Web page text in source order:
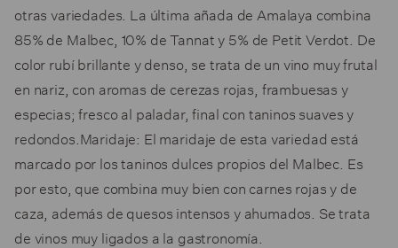
otras variedades. La última añada de Amalaya combina
85% de Malbec, 10% de Tannat y 5% de Petit Verdot. De
color rubí brillante y denso, se trata de un vino muy frutal
en nariz, con aromas de cerezas rojas, frambuesas y
especias; fresco al paladar, final con taninos suaves y
redondos.Maridaje: El maridaje de esta variedad está
marcado por los taninos dulces propios del Malbec. Es
por esto, que combina muy bien con carnes rojas y de
caza, además de quesos intensos y ahumados. Se trata
de vinos muy ligados a la gastronomía.